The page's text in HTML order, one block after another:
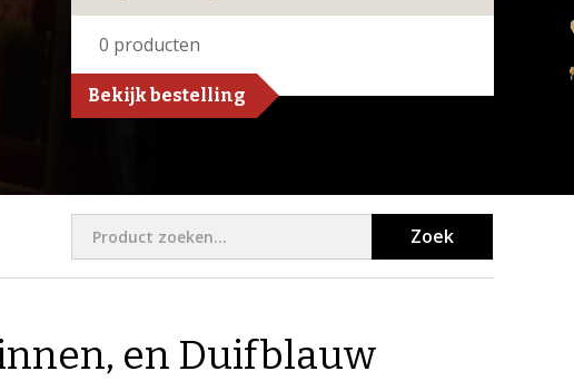
0 producten
Bekijk bestelling
Zoek
en Duifblauw